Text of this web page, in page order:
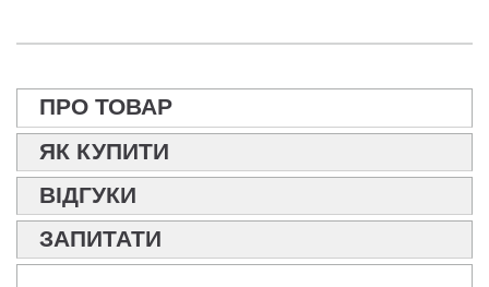
ПРО ТОВАР
ЯК КУПИТИ
ВІДГУКИ
ЗАПИТАТИ